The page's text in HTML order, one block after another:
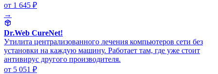
от 1 645 ₽
→
Dr.Web CureNet!
Утилита централизованного лечения компьютеров сети без
установки на каждую машину. Работает там, где уже стоит
антивирус другого производителя.
от 5 051 ₽